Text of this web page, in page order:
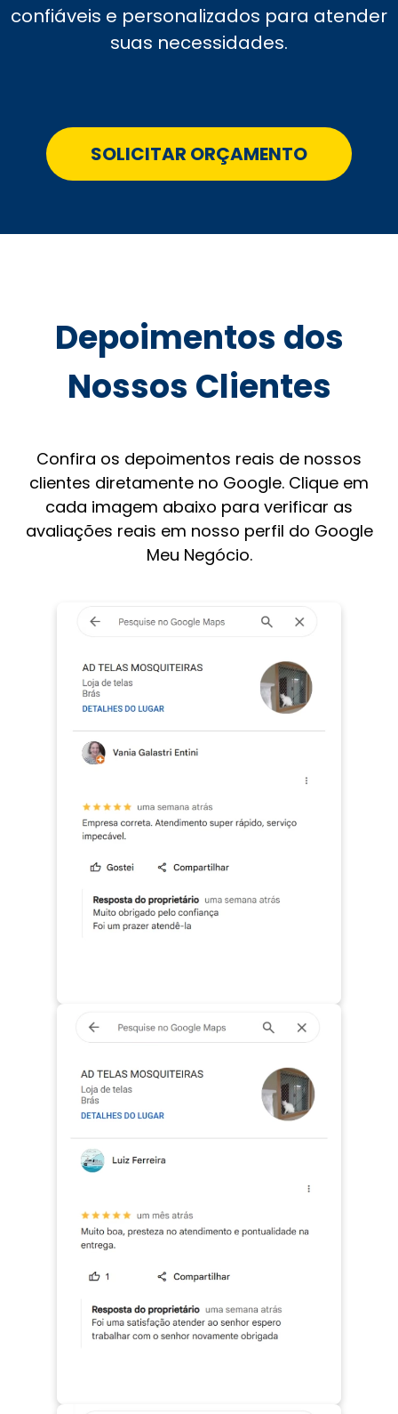
confiáveis e personalizados para atender
suas necessidades.
SOLICITAR ORÇAMENTO
Depoimentos dos
Nossos Clientes
Confira os depoimentos reais de nossos
clientes diretamente no Google. Clique em
cada imagem abaixo para verificar as
avaliações reais em nosso perfil do Google
Meu Negócio.